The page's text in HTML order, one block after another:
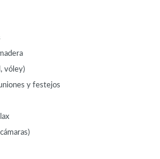
vóley)
y festejos